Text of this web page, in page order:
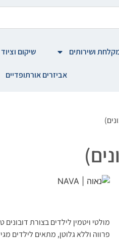
ושירותים שיקום
אביזרים אורתופדיים
מולטי ויטמין לילדים בצורת
פרווה וללא גלוטן, מתאים לילדים